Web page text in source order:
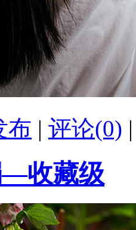
布 | 评论(0)
—收藏级